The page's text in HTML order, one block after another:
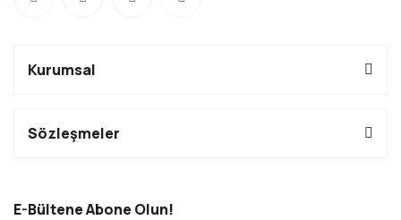
Kurumsal
Sözleşmeler
E-Bültene Abone Olun!